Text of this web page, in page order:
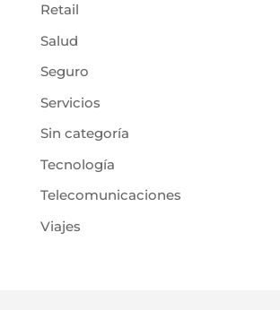
Retail
Salud
Seguro
Servicios
Sin categoría
Tecnología
Telecomunicaciones
Viajes